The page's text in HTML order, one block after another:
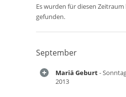
Es wurden für diesen
gefunden.
September
Mariä Geburt-
2013